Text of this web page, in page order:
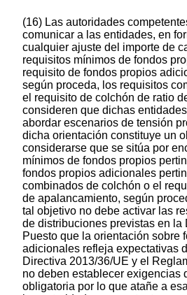
(16) Las autoridades
comunicar a las entidades, en
cualquier ajuste del importe de
requisitos mínimos de fondos
requisito de fondos propios
según proceda, los requisitos
el requisito de colchón de ratio
consideren que dichas
abordar escenarios de tensión
dicha orientación constituye un
considerarse que se sitúa por
mínimos de fondos propios
fondos propios adicionales
combinados de colchón o el
de apalancamiento, según
tal objetivo no debe activar las
de distribuciones previstas en la
Puesto que la orientación sobre
adicionales refleja expectativas
Directiva 2013/36/UE y el
no deben establecer exigencias
obligatoria por lo que atañe a